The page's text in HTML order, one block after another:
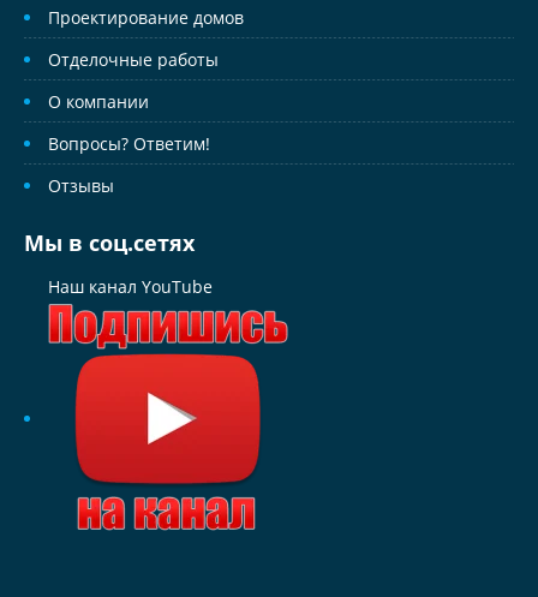
Проектирование домов
Отделочные работы
О компании
Вопросы? Ответим!
Отзывы
Мы в соц.сетях
Наш канал YouTube